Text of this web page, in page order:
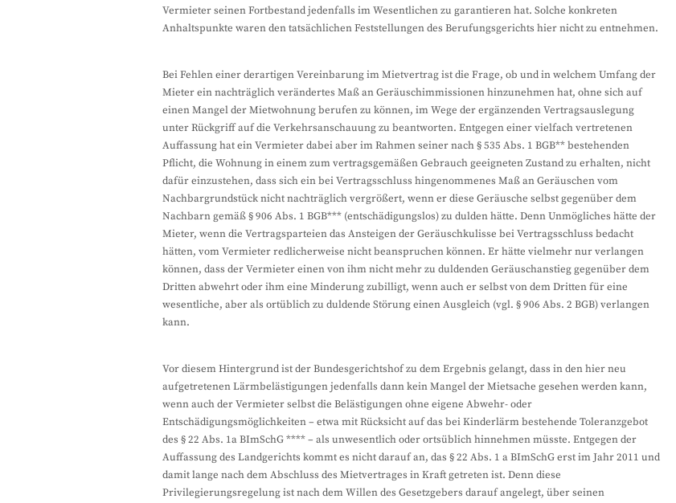
Vermieter seinen Fortbestand jedenfalls im Wesentlichen zu garantieren hat. Solche konkreten
Anhaltspunkte waren den tatsächlichen Feststellungen des Berufungsgerichts hier nicht zu entnehmen.
Bei Fehlen einer derartigen Vereinbarung im Mietvertrag ist die Frage, ob und in welchem Umfang der
Mieter ein nachträglich verändertes Maß an Geräuschimmissionen hinzunehmen hat, ohne sich auf
einen Mangel der Mietwohnung berufen zu können, im Wege der ergänzenden Vertragsauslegung
unter Rückgriff auf die Verkehrsanschauung zu beantworten. Entgegen einer vielfach vertretenen
Auffassung hat ein Vermieter dabei aber im Rahmen seiner nach § 535 Abs. 1 BGB** bestehenden
Pflicht, die Wohnung in einem zum vertragsgemäßen Gebrauch geeigneten Zustand zu erhalten, nicht
dafür einzustehen, dass sich ein bei Vertragsschluss hingenommenes Maß an Geräuschen vom
Nachbargrundstück nicht nachträglich vergrößert, wenn er diese Geräusche selbst gegenüber dem
Nachbarn gemäß § 906 Abs. 1 BGB*** (entschädigungslos) zu dulden hätte. Denn Unmögliches hätte der
Mieter, wenn die Vertragsparteien das Ansteigen der Geräuschkulisse bei Vertragsschluss bedacht
hätten, vom Vermieter redlicherweise nicht beanspruchen können. Er hätte vielmehr nur verlangen
können, dass der Vermieter einen von ihm nicht mehr zu duldenden Geräuschanstieg gegenüber dem
Dritten abwehrt oder ihm eine Minderung zubilligt, wenn auch er selbst von dem Dritten für eine
wesentliche, aber als ortüblich zu duldende Störung einen Ausgleich (vgl. § 906 Abs. 2 BGB) verlangen
kann.
Vor diesem Hintergrund ist der Bundesgerichtshof zu dem Ergebnis gelangt, dass in den hier neu
aufgetretenen Lärmbelästigungen jedenfalls dann kein Mangel der Mietsache gesehen werden kann,
wenn auch der Vermieter selbst die Belästigungen ohne eigene Abwehr- oder
Entschädigungsmöglichkeiten – etwa mit Rücksicht auf das bei Kinderlärm bestehende Toleranzgebot
des § 22 Abs. 1a BImSchG **** – als unwesentlich oder ortsüblich hinnehmen müsste. Entgegen der
Auffassung des Landgerichts kommt es nicht darauf an, das § 22 Abs. 1 a BImSchG erst im Jahr 2011 und
damit lange nach dem Abschluss des Mietvertrages in Kraft getreten ist. Denn diese
Privilegierungsregelung ist nach dem Willen des Gesetzgebers darauf angelegt, über seinen